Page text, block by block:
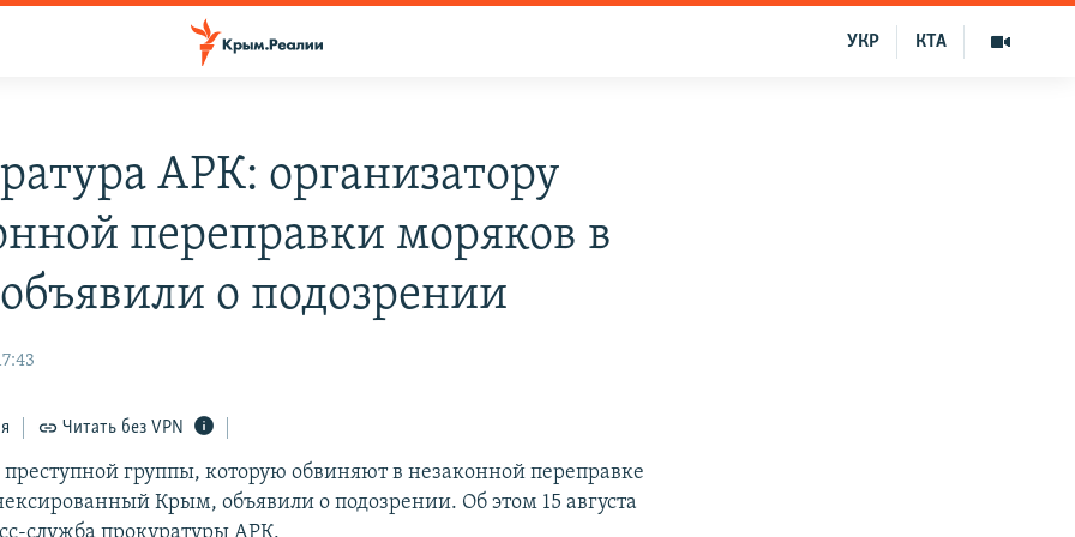
КТА
УКР
АРК: организатору
переправки моряков в
о подозрении
Читать без VPN
преступной группы, которую обвиняют в незаконной переправке
Крым, объявили о подозрении. Об этом 15 августа